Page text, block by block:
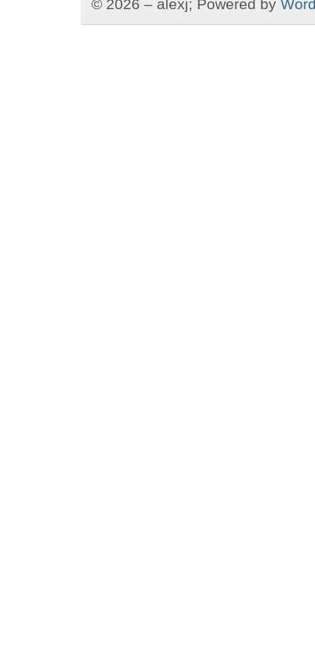
© 2026 – alexj; Powered by